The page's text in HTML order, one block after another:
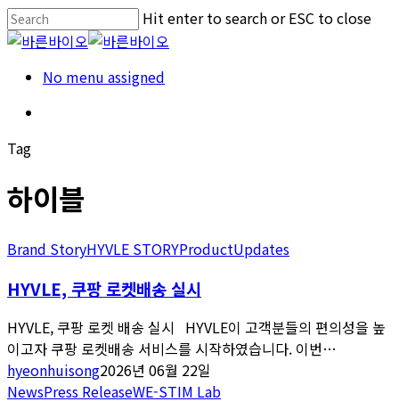
Skip
to
content
Hit enter to search or ESC to close
Close
Menu No menu assigned
Tag
하이블
Brand StoryHYVLE STORYProductUpdates
HYVLE, 쿠팡 로켓배송 실시
HYVLE, 쿠팡 로켓 배송 실시 HYVLE이 고객분들의 편의성을 높
이고자 쿠팡 로켓배송 서비스를 시작하였습니다. 이번…
hyeonhuisong2026년 06월 22일
NewsPress ReleaseWE-STIM Lab